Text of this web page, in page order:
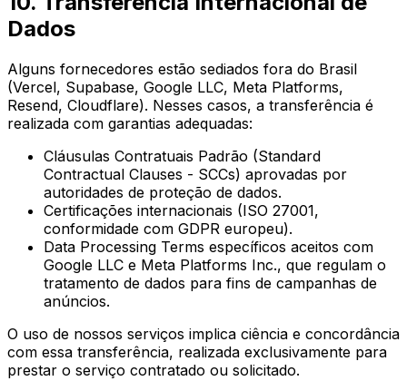
Dados
Alguns fornecedores estão sediados fora do Brasil
(Vercel, Supabase, Google LLC, Meta Platforms,
Resend, Cloudflare). Nesses casos, a transferência é
realizada com garantias adequadas:
Cláusulas Contratuais Padrão (Standard
Contractual Clauses - SCCs) aprovadas por
autoridades de proteção de dados.
Certificações internacionais (ISO 27001,
conformidade com GDPR europeu).
Data Processing Terms específicos aceitos com
Google LLC e Meta Platforms Inc., que regulam o
tratamento de dados para fins de campanhas de
anúncios.
O uso de nossos serviços implica ciência e concordância
com essa transferência, realizada exclusivamente para
prestar o serviço contratado ou solicitado.